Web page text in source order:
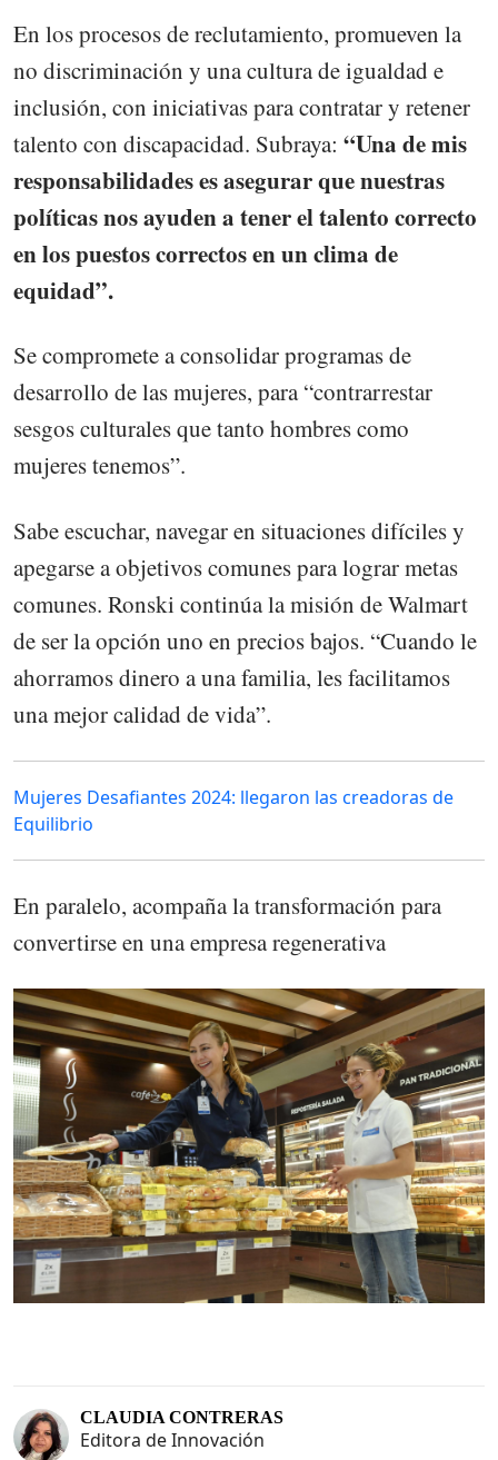
En los procesos de reclutamiento, promueven la
no discriminación y una cultura de igualdad e
inclusión, con iniciativas para contratar y retener
talento con discapacidad. Subraya: “Una de mis
responsabilidades es asegurar que nuestras
políticas nos ayuden a tener el talento correcto
en los puestos correctos en un clima de
equidad”.
Se compromete a consolidar programas de
desarrollo de las mujeres, para “contrarrestar
sesgos culturales que tanto hombres como
mujeres tenemos”.
Sabe escuchar, navegar en situaciones difíciles y
apegarse a objetivos comunes para lograr metas
comunes. Ronski continúa la misión de Walmart
de ser la opción uno en precios bajos. “Cuando le
ahorramos dinero a una familia, les facilitamos
una mejor calidad de vida”.
Mujeres Desafiantes 2024: llegaron las creadoras de
Equilibrio
En paralelo, acompaña la transformación para
convertirse en una empresa regenerativa
CLAUDIA CONTRERAS
Editora de Innovación